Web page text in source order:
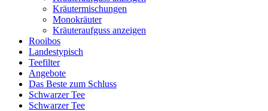
Kräutermischungen
Monokräuter
Kräuteraufguss anzeigen
Rooibos
Landestypisch
Teefilter
Angebote
Das Beste zum Schluss
Schwarzer Tee
Schwarzer Tee